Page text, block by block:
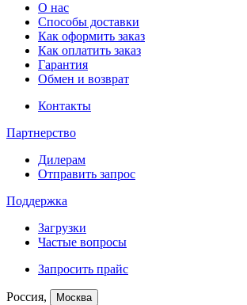
О нас
Способы доставки
Как оформить заказ
Как оплатить заказ
Гарантия
Обмен и возврат
Контакты
Партнерство
Дилерам
Отправить запрос
Поддержка
Загрузки
Частые вопросы
Запросить прайс
Россия, Москва